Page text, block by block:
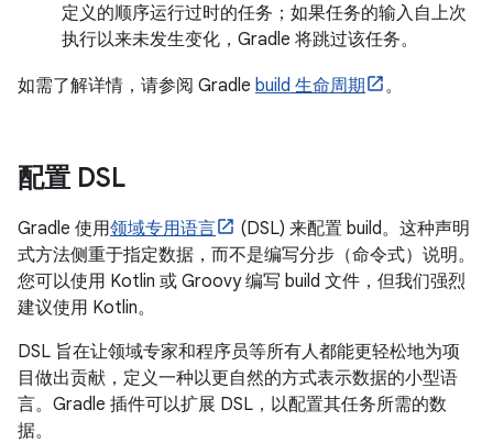
定义的顺序运行过时的任务；如果任务的输入自上次
执行以来未发生变化，Gradle 将跳过该任务。
如需了解详情，请参阅 Gradle build 生命周期 。
配置 DSL
Gradle 使用领域专用语言
(DSL) 来配置 build。这种声明
式方法侧重于指定数据，而不是编写分步（命令式）说明。
您可以使用 Kotlin 或 Groovy 编写 build 文件，但我们强烈
建议使用 Kotlin。
DSL 旨在让领域专家和程序员等所有人都能更轻松地为项
目做出贡献，定义一种以更自然的方式表示数据的小型语
言。Gradle 插件可以扩展 DSL，以配置其任务所需的数
据。